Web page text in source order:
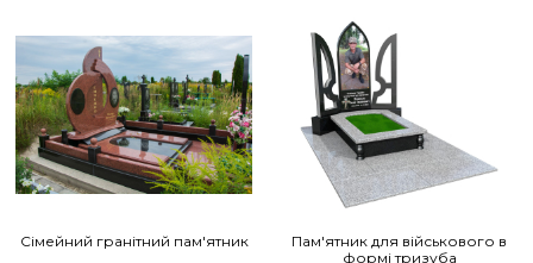
Сімейний гранітний пам'ятник
Пам'ятник для військового в
формі тризуба